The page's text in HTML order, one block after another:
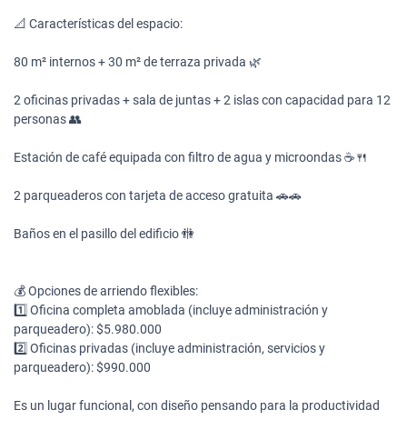
📐 Características del espacio:
80 m² internos + 30 m² de terraza privada 🌿
2 oficinas privadas + sala de juntas + 2 islas con capacidad para 12
personas 👥
Estación de café equipada con filtro de agua y microondas ☕🍴
2 parqueaderos con tarjeta de acceso gratuita 🚗🚗
Baños en el pasillo del edificio 🚻
💰 Opciones de arriendo flexibles:
1️⃣ Oficina completa amoblada (incluye administración y
parqueadero): $5.980.000
2️⃣ Oficinas privadas (incluye administración, servicios y
parqueadero): $990.000
Es un lugar funcional, con diseño pensando para la productividad